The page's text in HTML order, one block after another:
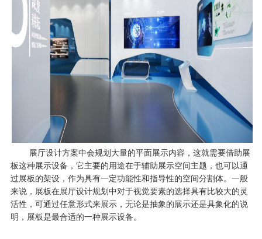
展厅设计方案中会规划大量的平面展示内容，这就需要借助展
板这种展示设备，它主要的用途在于辅助展示空间主题，也可以通
过展板的架设，作为具有一定功能性和指导性的空间分割体。一般
来说，展板在展厅设计规划中对于视觉要素的选择具有比较大的灵
活性，可通过任意形式来展示，无论是抽象的展示还是具象化的说
明，展板是最合适的一种展示设备。